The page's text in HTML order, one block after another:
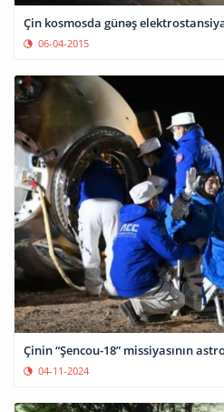
Çin kosmosda günəş
06-04-2015
Çinin “Şencou-18” missiyasının
04-11-2024